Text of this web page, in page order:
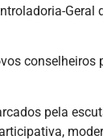
Geral
conselheiros
pela